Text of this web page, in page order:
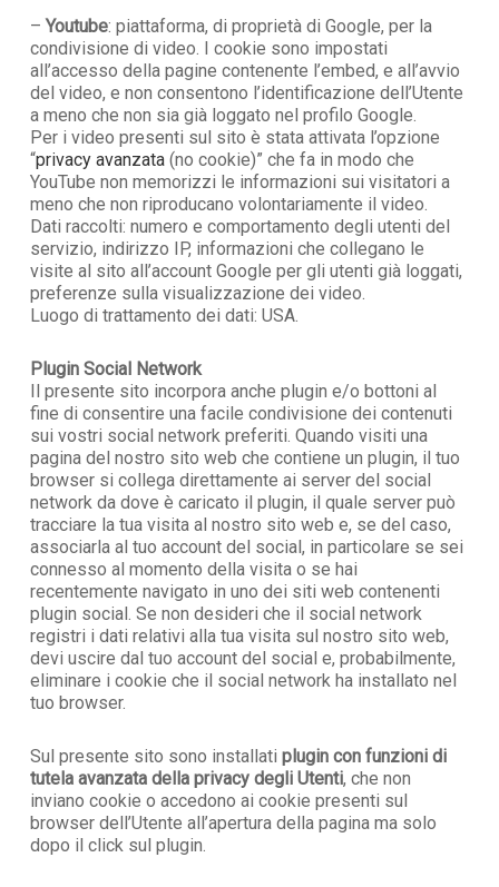
–Youtube: piattaforma, di proprietà di Google, per la
condivisione di video. I cookie sono impostati
all’accesso della pagine contenente l’embed, e all’avvio
del video, e non consentono l’identificazione dell’Utente
a meno che non sia già loggato nel profilo Google.
Per i video presenti sul sito è stata attivata l’opzione
“privacy avanzata(no cookie)” che fa in modo che
YouTube non memorizzi le informazioni sui visitatori a
meno che non riproducano volontariamente il video.
Dati raccolti: numero e comportamento degli utenti del
servizio, indirizzo IP, informazioni che collegano le
visite al sito all’account Google per gli utenti già loggati,
preferenze sulla visualizzazione dei video.
Luogo di trattamento dei dati: USA.
Plugin Social Network
Il presente sito incorpora anche plugin e/o bottoni al
fine di consentire una facile condivisione dei contenuti
sui vostri social network preferiti. Quando visiti una
pagina del nostro sito web che contiene un plugin, il tuo
browser si collega direttamente ai server del social
network da dove è caricato il plugin, il quale server può
tracciare la tua visita al nostro sito web e, se del caso,
associarla al tuo account del social, in particolare se sei
connesso al momento della visita o se hai
recentemente navigato in uno dei siti web contenenti
plugin social. Se non desideri che il social network
registri i dati relativi alla tua visita sul nostro sito web,
devi uscire dal tuo account del social e, probabilmente,
eliminare i cookie che il social network ha installato nel
tuo browser.
Sul presente sito sono installati plugin con funzioni di
tutela avanzata della privacy degli Utenti, che non
inviano cookie o accedono ai cookie presenti sul
browser dell’Utente all’apertura della pagina ma solo
dopo il click sul plugin.